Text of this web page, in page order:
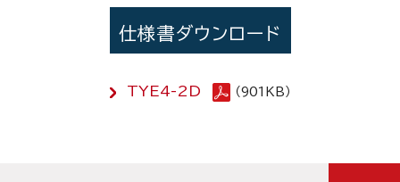
仕様書ダウンロード
TYE4-2D （901KB）